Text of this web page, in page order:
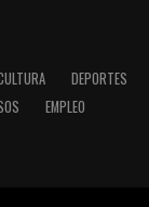
DEPORTES
EMPLEO